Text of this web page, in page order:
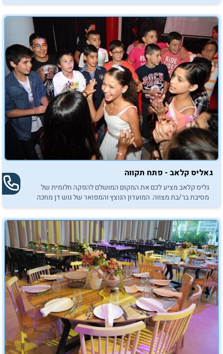
גאליס קלאב - פתח תקווה
גליס קלאב מציע לכם את המקום המושלם להפקה חלומית של
מסיבת בר/בת מצווה. המועדון הנוצץ והמפואר של גוש דן מחכה
רק לכם.